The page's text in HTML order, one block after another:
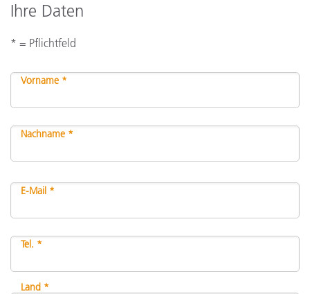
Ihre Daten
* = Pflichtfeld
Vorname *
Nachname *
E-Mail *
Tel. *
Land *